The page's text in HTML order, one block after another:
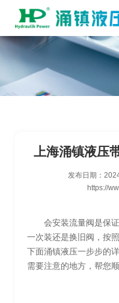
上海涌镇液压
发布日期：
https://
会安装流量阀是保
一次装还是换旧阀，按
下面涌镇液压一步步的
需要注意的地方，帮您